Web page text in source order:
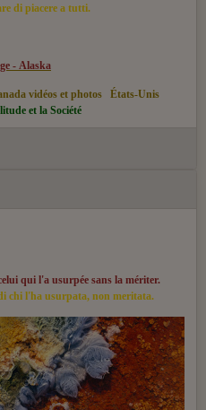
di piacere a tutti.
- Alaska
vidéos et photos
États-Unis
et la Société
qui l'a usurpée sans la mériter.
chi l'ha usurpata, non meritata.